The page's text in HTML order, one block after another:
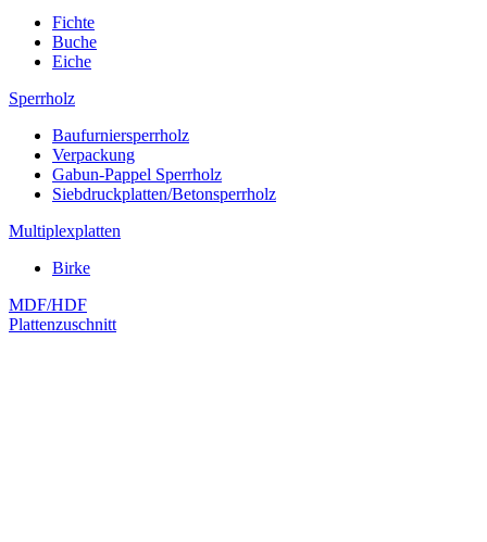
Fichte
Buche
Eiche
Sperrholz
Baufurniersperrholz
Verpackung
Gabun-Pappel Sperrholz
Siebdruckplatten/Betonsperrholz
Multiplexplatten
Birke
MDF/HDF
Plattenzuschnitt